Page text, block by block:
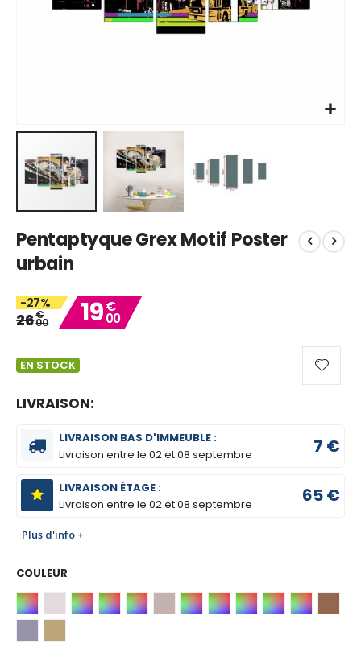
to
beginning
the
images
Pentaptyque Grex Motif Poster
urbain
-27%
26€
00 19€
00
EN STOCK
LIVRAISON:
LIVRAISON BAS D'IMMEUBLE :
Livraison entre le02 et 08 septembre 7 €
LIVRAISON ÉTAGE :
Livraison entre le02 et 08 septembre 65 €
Plus d'info +
COULEUR